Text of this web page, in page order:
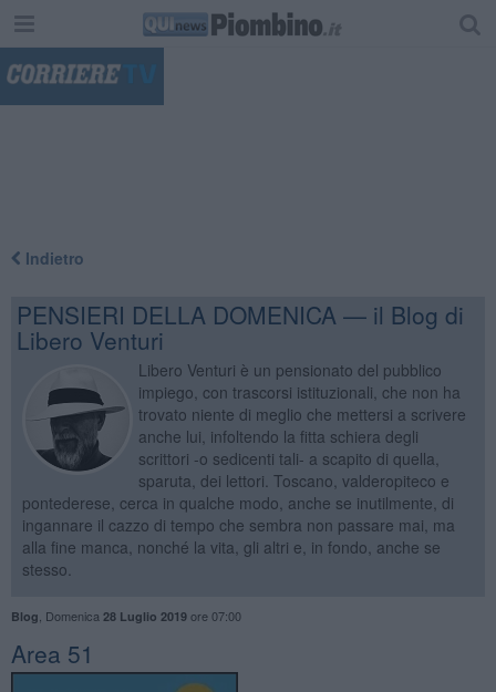
Indietro
PENSIERI DELLA DOMENICA — il Blog di
Libero Venturi
Libero Venturi è un pensionato del pubblico
impiego, con trascorsi istituzionali, che non ha
trovato niente di meglio che mettersi a scrivere
anche lui, infoltendo la fitta schiera degli
scrittori -o sedicenti tali- a scapito di quella,
sparuta, dei lettori. Toscano, valderopiteco e
pontederese, cerca in qualche modo, anche se inutilmente, di
ingannare il cazzo di tempo che sembra non passare mai, ma
alla fine manca, nonché la vita, gli altri e, in fondo, anche se
stesso.
Blog Domenica 28 Luglio 2019ore 07:00
​Area 51